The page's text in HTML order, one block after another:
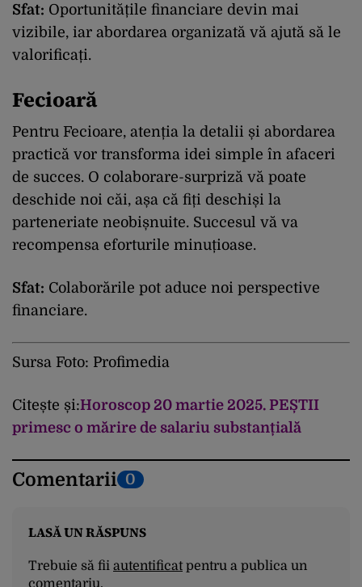
Sfat: Oportunitățile financiare devin mai
vizibile, iar abordarea organizată vă ajută să le
valorificați.
Fecioară
Pentru Fecioare, atenția la detalii și abordarea
practică vor transforma idei simple în afaceri
de succes. O colaborare-surpriză vă poate
deschide noi căi, așa că fiți deschiși la
parteneriate neobișnuite. Succesul vă va
recompensa eforturile minuțioase.
Sfat: Colaborările pot aduce noi perspective
financiare.
Sursa Foto: Profimedia
Citește și:Horoscop 20 martie 2025. PEȘTII
primesc o mărire de salariu substanțială
Comentarii 0
LASĂ UN RĂSPUNS
Trebuie să fii autentificatpentru a publica un
comentariu.